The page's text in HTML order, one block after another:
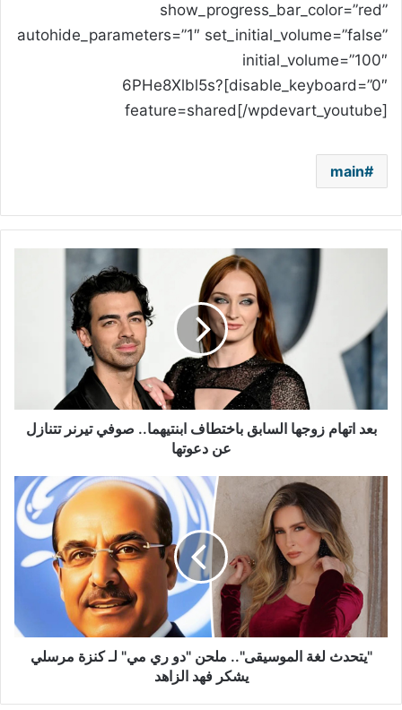
show_progress_bar_color=”red”
autohide_parameters=”1″ set_initial_volume=”false”
initial_volume=”100″
disable_keyboard=”0″]6PHe8Xlbl5s?
feature=shared[/wpdevart_youtube]
main
السابق
باختطاف
ابنتيهما..
صوفي
تتنازل
عنبعد اتهام زوجها السابق باختطاف ابنتيهما.. صوفي تيرنر تتنازل
عن دعوتها
"يتحدث
لغة
الموسيقى"..
ري
مي"
كنزة
مرسلي
"يتحدث لغة الموسيقى".. ملحن "دو ري مي" لـ كنزة مرسلي
يشكر فهد الزاهد